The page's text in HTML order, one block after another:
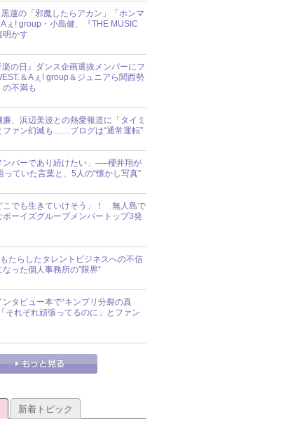
蓮の「邪魔したらアカン」「ホンマ
ぇ! group・小島健、『THE MUSIC
明かす
の日』ダンス企画選抜メンバーにフ
＆Aぇ! group＆ジュニアら関西勢
の不満も
、浜辺美波との熱愛報道に「タイミ
ファン幻滅も……ブログは“通常運転”
ンバーであり続けたい」──櫻井翔が
っていた言葉と、5人の“懐かし写真”
こでも生きていけそう」！ 無人島で
ーイズグループメンバートップ3発
もたらしたタレントビジネスへの不信
った個人事務所の”限界“
タビュー本で“キンプリ分裂の真
それぞれ頑張ってるのに」とファン
新着トピック